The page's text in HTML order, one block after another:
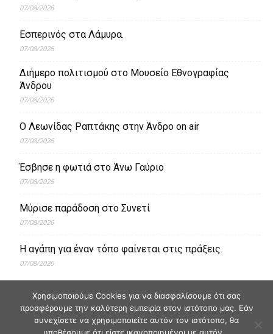
07/08/2026
Εσπερινός στα Λάμυρα.
07/08/2026
Διήμερο πολιτισμού στο Μουσείο Εθνογραφίας
Άνδρου
07/08/2026
Ο Λεωνίδας Ραπτάκης στην Άνδρο on air
07/08/2026
Έσβησε η φωτιά στο Άνω Γαύριο
07/08/2026
Μύρισε παράδοση στο Συνετί
07/08/2026
Η αγάπη για έναν τόπο φαίνεται στις πράξεις.
07/08/2026
Χρησιμοποιούμε Cookies για να διασφαλίσουμε ότι σας
προσφέρουμε την καλύτερη εμπειρία στον ιστότοπο μας. Εάν
συνεχίσετε να χρησιμοποιείτε αυτόν τον ιστότοπο, θα